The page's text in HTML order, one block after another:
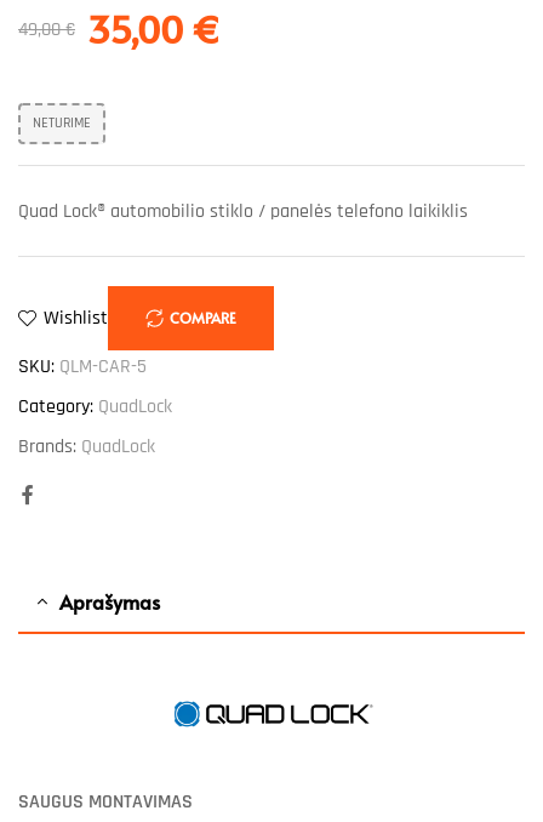
49,00€ 35,00€
NETURIME
Quad Lock® automobilio stiklo / panelės telefono laikiklis
Wishlist COMPARE
SKU: QLM-CAR-5
Category: QuadLock
Brands: QuadLock
Aprašymas
SAUGUS MONTAVIMAS